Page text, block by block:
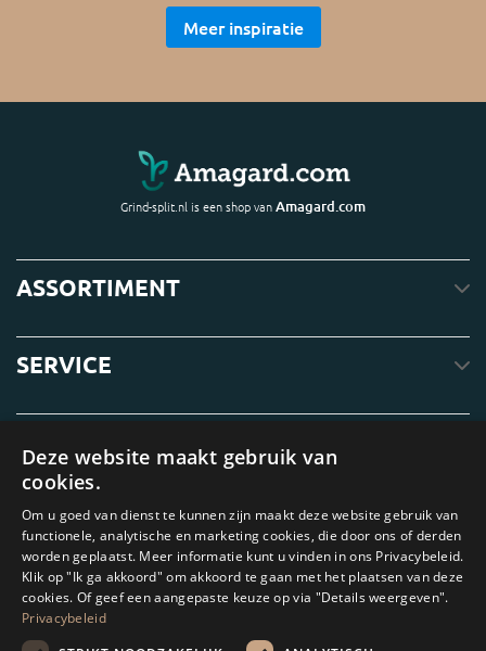
Meer inspiratie
Grind-split.nl is een shop vanAmagard.com
ASSORTIMENT
SERVICE
Deze website maakt gebruik van
cookies.
Om u goed van dienst te kunnen zijn maakt deze website gebruik van
functionele, analytische en marketing cookies, die door ons of derden
worden geplaatst. Meer informatie kunt u vinden in ons Privacybeleid.
Klik op "Ik ga akkoord" om akkoord te gaan met het plaatsen van deze
cookies. Of geef een aangepaste keuze op via "Details weergeven".
Privacybeleid